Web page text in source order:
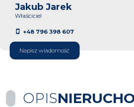
Jakub Jarek
Właściciel
+48 796 398 607
Napisz wiadomość
OPIS